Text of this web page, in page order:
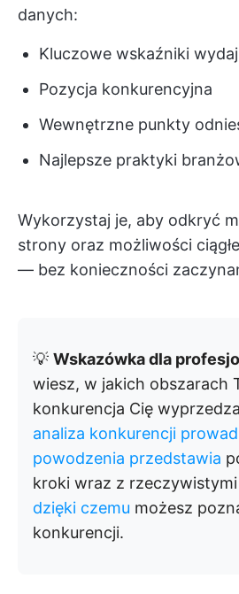
danych:
Kluczowe wskaźniki
Pozycja konkurencyjna
Wewnętrzne punkty
Najlepsze praktyki
Wykorzystaj je, aby odkryć
strony oraz możliwości
— bez konieczności
💡 Wskazówka dla
wiesz, w jakich obszarach
konkurencja Cię
analiza konkurencji
powodzenia przedstawia
kroki wraz z rzeczywistymi
dzięki czemu możesz
konkurencji.